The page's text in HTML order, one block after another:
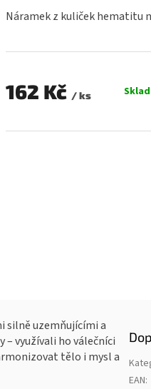
Náramek z kuliček hematitu
162 Kč / ks
produktu
z
hvězdiček.
silně uzemňujícími a
využívali ho válečníci
tělo i mysl a
EAN: